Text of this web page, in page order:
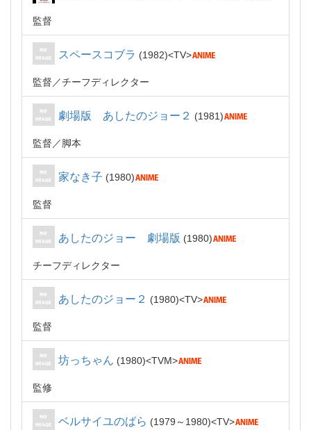
監督
スペースコブラ 1982 TV
監督 チーフディレクター
劇場版 あしたのジョー２ 1981
監督 脚本
家なき子 1980
監督
あしたのジョー 劇場版 1980
チーフディレクター
あしたのジョー２ 1980 TV
監督
坊っちゃん 1980 TVM
監修
ベルサイユのばら 1979～1980 TV